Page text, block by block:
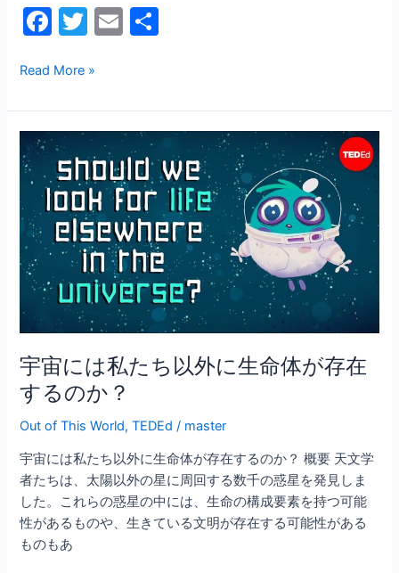
F
c
e
b
o
o
k
T
itt
er
E
l
Read More »
宇宙には私たち以外に生命体が存在
するのか？
Out of This World,TEDEd / master
宇宙には私たち以外に生命体が存在するのか？ 概要 天文学
者たちは、太陽以外の星に周回する数千の惑星を発見しま
した。これらの惑星の中には、生命の構成要素を持つ可能
性があるものや、生きている文明が存在する可能性がある
ものもあ
宙
に
は
私
た
ち
以
外
に
生
命
体
が
在
す
る
の
か？